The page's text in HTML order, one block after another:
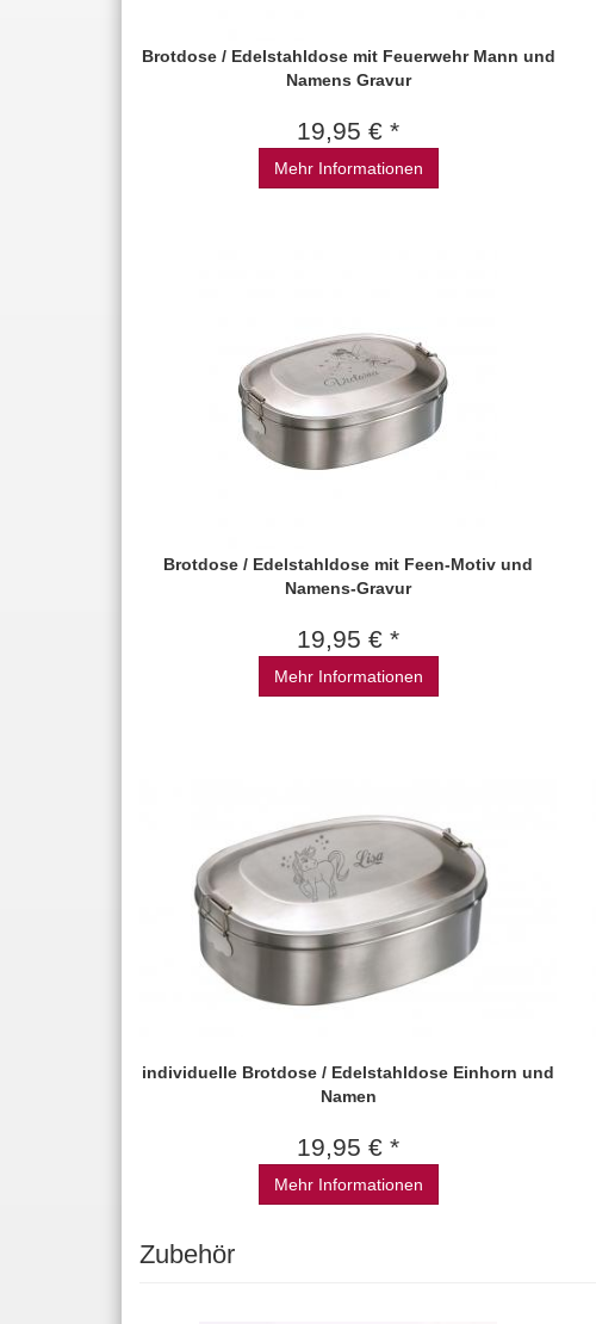
Brotdose / Edelstahldose mit Feuerwehr Mann und
Namens Gravur
19,95 € *
Mehr Informationen
Brotdose / Edelstahldose mit Feen-Motiv und
Namens-Gravur
19,95 € *
Mehr Informationen
individuelle Brotdose / Edelstahldose Einhorn und
Namen
19,95 € *
Mehr Informationen
Zubehör